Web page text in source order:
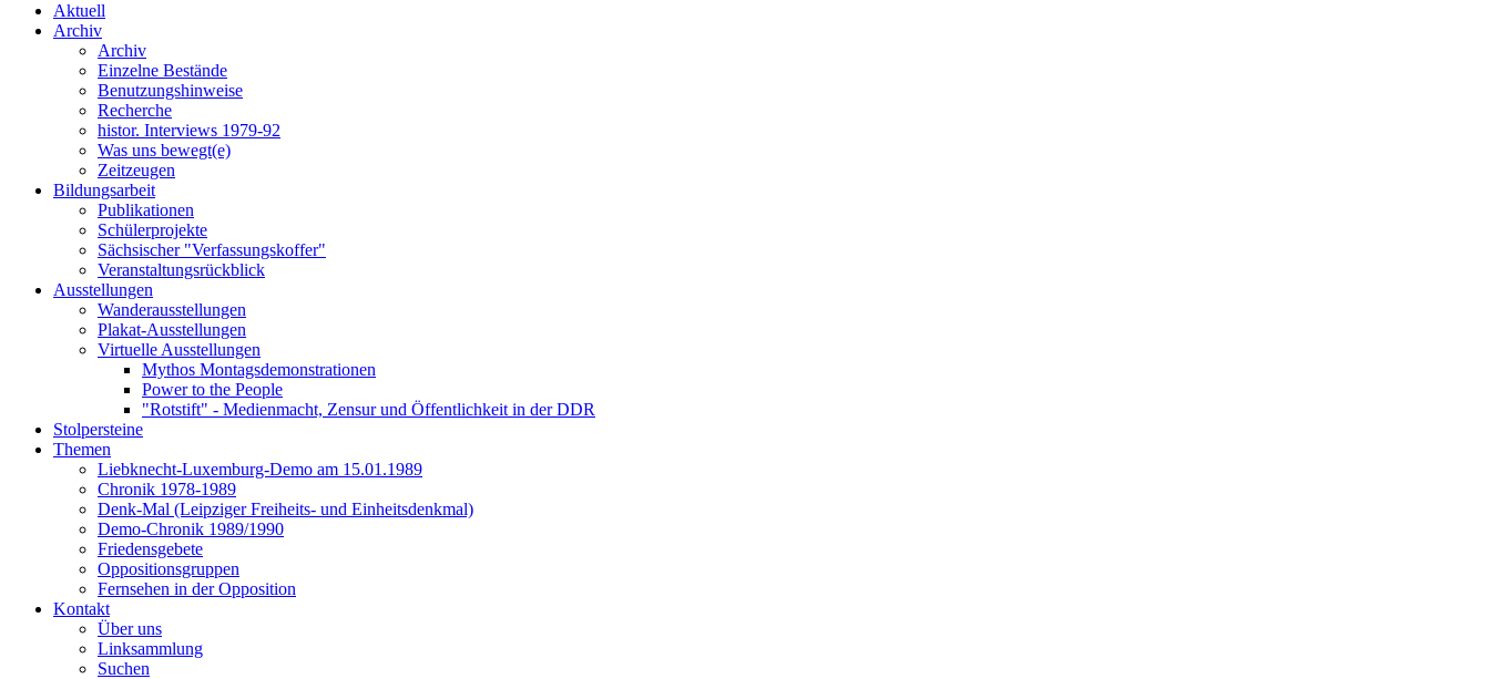
Aktuell
Archiv
Archiv
Einzelne Bestände
Benutzungshinweise
Recherche
histor. Interviews 1979-92
Was uns bewegt(e)
Zeitzeugen
Bildungsarbeit
Publikationen
Schülerprojekte
Sächsischer "Verfassungskoffer"
Veranstaltungsrückblick
Ausstellungen
Wanderausstellungen
Plakat-Ausstellungen
Virtuelle Ausstellungen
Mythos Montagsdemonstrationen
Power to the People
"Rotstift" - Medienmacht, Zensur und Öffentlichkeit in der DDR
Stolpersteine
Themen
Liebknecht-Luxemburg-Demo am 15.01.1989
Chronik 1978-1989
Denk-Mal (Leipziger Freiheits- und Einheitsdenkmal)
Demo-Chronik 1989/1990
Friedensgebete
Oppositionsgruppen
Fernsehen in der Opposition
Kontakt
Über uns
Linksammlung
Suchen